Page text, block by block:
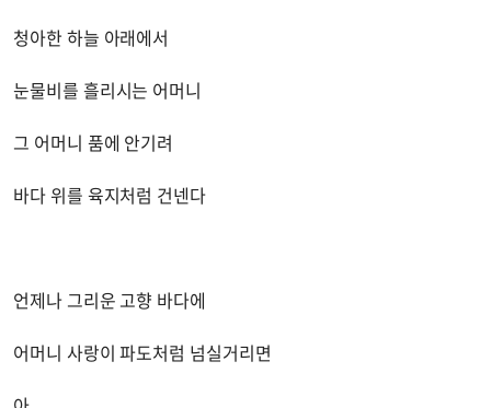
청아한 하늘 아래에서
눈물비를 흘리시는 어머니
그 어머니 품에 안기려
바다 위를 육지처럼 건넨다
언제나 그리운 고향 바다에
어머니 사랑이 파도처럼 넘실거리면